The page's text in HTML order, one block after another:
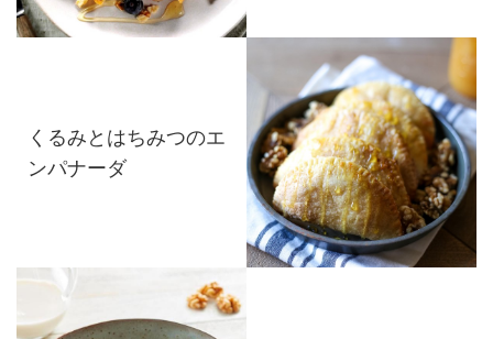
くるみとはちみつのエ
ンパナーダ